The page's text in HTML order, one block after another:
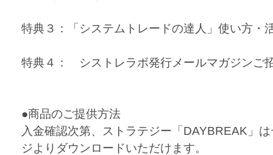
特典３：「システムトレードの達人」使い方・
特典４： シストレラボ発行メールマガジンご
●商品のご提供方法
入金確認次第、ストラテジー「DAYBREAK」
ジよりダウンロードいただけます。